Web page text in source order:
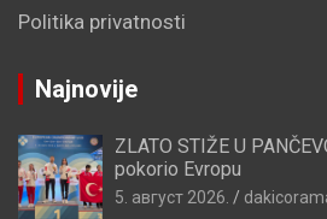
Politika privatnosti
Najnovije
ZLATO STIŽE U
pokorio Evropu
5. август 2026.